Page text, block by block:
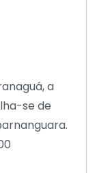
a
se de